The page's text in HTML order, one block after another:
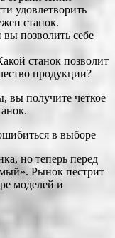
удовлетворить
станок.
позволить себе
станок позволит
продукции?
вы получите четкое
в выборе
но теперь перед
Рынок пестрит
моделей и